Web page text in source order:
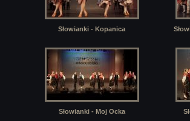
Słowianki - Kopanica
Słowianki - Moj Ocka